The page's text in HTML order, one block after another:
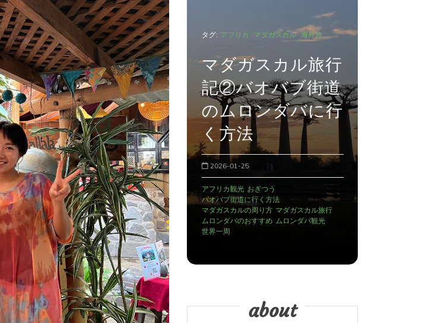
タグ: アフリカ マダガスカル 海外旅
マダガスカル旅行
記②バオバブ街道
のムロンダバに行
く方法
2026-01-25
アフリカ観光 おぎつう
バオバブ街道に行く方法
マダガスカルの周り方 マダガスカル旅行
ムロンダバのおすすめ ムロンダバ観光
世界一周
タグ: アフリカ マダガスカル 海外旅
マダガスカル旅行
記①
2025-12-29
アンタナナリボのデモ アンタナナリボの宿
おぎつう マダガスカルの治安
マダガスカル観光
about